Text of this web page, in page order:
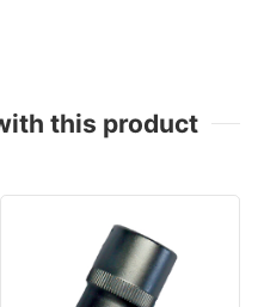
this product